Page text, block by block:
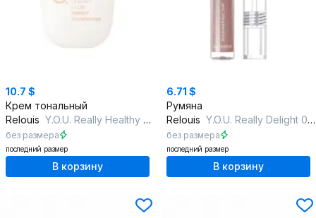
10.7 $
Крем тональный
Relouis Y.O.U. Really Healthy Glow 01 Soft Beige
без размера
последний размер
В корзину
6.71 $
Румяна
Relouis Y.O.U. Really Delight 03 Lightly warm
без размера
последний размер
В корзину